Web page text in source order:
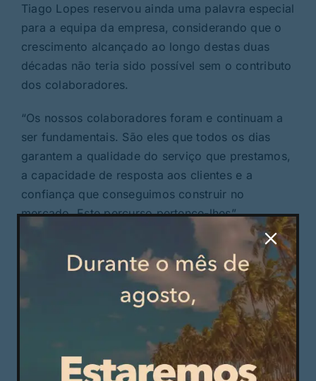
Tiago Lopes reservou ainda uma palavra especial
para a equipa da empresa, considerando que o
crescimento alcançado ao longo destas duas
décadas não teria sido possível sem o contributo
dos colaboradores.
“Os nossos colaboradores foram e continuam a
ser fundamentais. São eles que todos os dias
garantem a qualidade do serviço que prestamos,
a capacidade de resposta aos clientes e a
confiança que conseguimos construir no
mercado. Este percurso pertence-lhes”,
Ao celebrar duas décadas de atividade, a
quioske.me reforçou assim a sua ambição de
continuar a crescer num setor em permanente
evolução, mantendo a aposta na inovação
tecnológica, na proximidade aos clientes e na
valorização das pessoas que ajudaram a